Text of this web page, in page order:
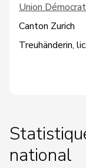
Union
Canton Zurich
Treuhänderin,
national